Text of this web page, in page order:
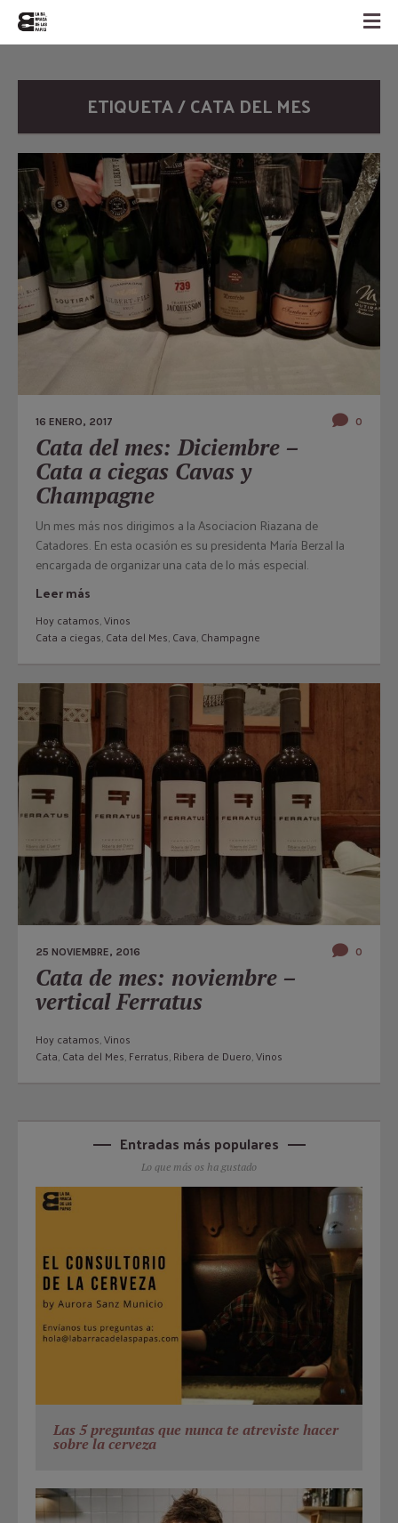
ETIQUETA / CATA DEL MES
16 ENERO, 2017 0
Cata del mes: Diciembre –
Cata a ciegas Cavas y
Champagne
Un mes más nos dirigimos a la Asociacion Riazana de
Catadores. En esta ocasión es su presidenta María Berzal la
encargada de organizar una cata de lo más especial.
Leer más
Hoy catamos,Vinos
Cata a ciegas,Cata del Mes,Cava,Champagne
25 NOVIEMBRE, 2016 0
Cata de mes: noviembre –
vertical Ferratus
Hoy catamos,Vinos
Cata,Cata del Mes,Ferratus,Ribera de Duero,Vinos
Entradas más populares
Lo que más os ha gustado
Las 5 preguntas que nunca te atreviste hacer
sobre la cerveza